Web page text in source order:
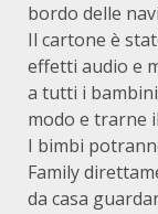
bordo delle
Il cartone è
effetti audio e
a tutti i
modo e trarne
I bimbi
Family
da casa